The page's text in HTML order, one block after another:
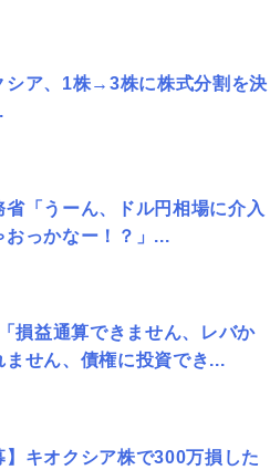
シア、1株→3株に株式分割を決
省「うーん、ドル円相場に介入
おっかなー！？」...
損益通算できません、レバか
ません、債権に投資でき...
】キオクシア株で300万損した